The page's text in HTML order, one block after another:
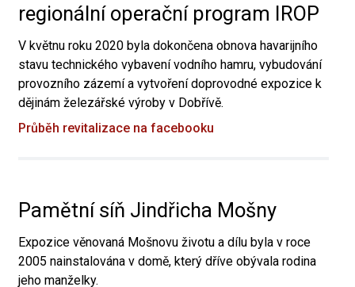
regionální operační program IROP
V květnu roku 2020 byla dokončena obnova havarijního
stavu technického vybavení vodního hamru, vybudování
provozního zázemí a vytvoření doprovodné expozice k
dějinám železářské výroby v Dobřívě.
Průběh revitalizace na facebooku
Pamětní síň Jindřicha Mošny
Expozice věnovaná Mošnovu životu a dílu byla v roce
2005 nainstalována v domě, který dříve obývala rodina
jeho manželky.